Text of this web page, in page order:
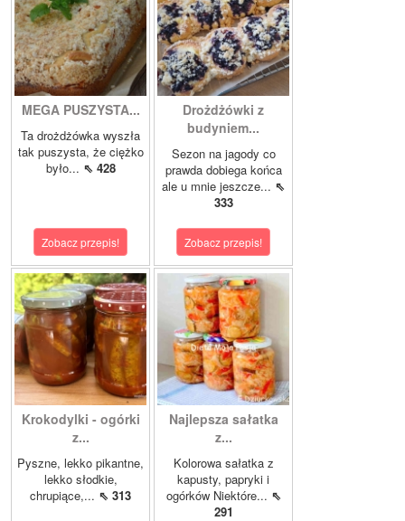
MEGA PUSZYSTA...
Ta drożdżówka wyszła
tak puszysta, że ciężko
było... ⇖ 428
Zobacz przepis!
Drożdżówki z
budyniem...
Sezon na jagody co
prawda dobiega końca
ale u mnie jeszcze... ⇖
333
Zobacz przepis!
Krokodylki - ogórki
z...
Pyszne, lekko pikantne,
lekko słodkie,
chrupiące,... ⇖ 313
Najlepsza sałatka
z...
Kolorowa sałatka z
kapusty, papryki i
ogórków Niektóre... ⇖
291